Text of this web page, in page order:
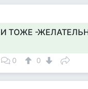
ТОЖЕ -
0 0